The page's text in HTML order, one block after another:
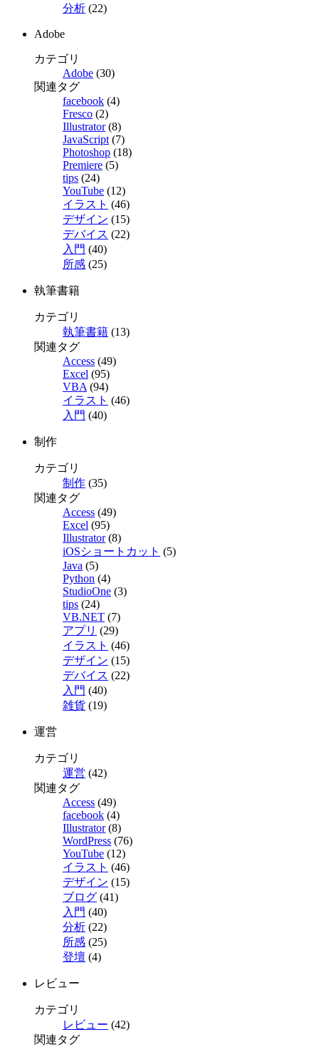
分析 (22)
Adobe
カテゴリ
Adobe (30)
関連タグ
facebook (4)
Fresco (2)
Illustrator(8)
JavaScript (7)
Photoshop (18)
Premiere (5)
tips (24)
YouTube (12)
イラスト (46)
デザイン (15)
デバイス (22)
入門 (40)
所感 (25)
執筆書籍
カテゴリ
執筆書籍 (13)
関連タグ
Access (49)
Excel (95)
VBA (94)
イラスト (46)
入門 (40)
制作
カテゴリ
制作 (35)
関連タグ
Access (49)
Excel (95)
Illustrator(8)
iOSショートカット (5)
Java (5)
Python (4)
StudioOne (3)
tips (24)
VB.NET (7)
アプリ (29)
イラスト (46)
デザイン (15)
デバイス (22)
入門 (40)
雑貨 (19)
運営
カテゴリ
運営 (42)
関連タグ
Access (49)
facebook (4)
Illustrator(8)
WordPress (76)
YouTube (12)
イラスト (46)
デザイン (15)
ブログ (41)
入門 (40)
分析 (22)
所感 (25)
登壇 (4)
レビュー
カテゴリ
レビュー (42)
関連タグ